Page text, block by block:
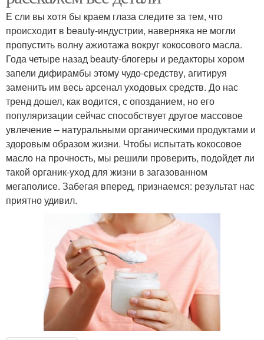
Е сли вы хотя бы краем глаза следите за тем, что
происходит в beauty-индустрии, наверняка не могли
пропустить волну ажиотажа вокруг кокосового масла.
Года четыре назад beauty-блогеры и редакторы хором
запели дифирамбы этому чудо-средству, агитируя
заменить им весь арсенал уходовых средств. До нас
тренд дошел, как водится, с опозданием, но его
популяризации сейчас способствует другое массовое
увлечение – натуральными органическими продуктами и
здоровым образом жизни. Чтобы испытать кокосовое
масло на прочность, мы решили проверить, подойдет ли
такой органик-уход для жизни в загазованном
мегаполисе. Забегая вперед, признаемся: результат нас
приятно удивил.